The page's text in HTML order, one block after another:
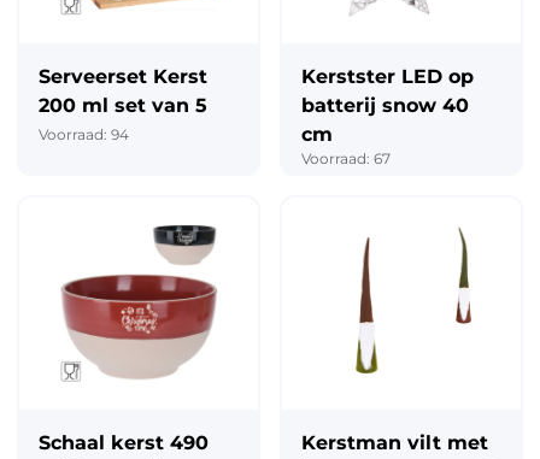
Serveerset Kerst
200 ml set van 5
Voorraad: 94
Kerstster LED op
batterij snow 40
cm
Voorraad: 67
Schaal kerst 490
Kerstman vilt met